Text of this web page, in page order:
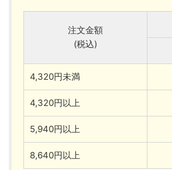
注文金額
(税込)
4,320円未満
4,320円以上
5,940円以上
8,640円以上